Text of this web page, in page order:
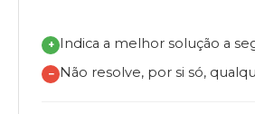
+ Indica a melhor solução a
− Não resolve, por si só,